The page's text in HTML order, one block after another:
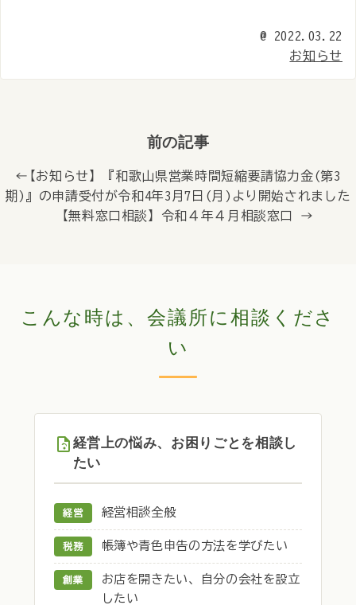
@ 2022.03.22
お知らせ
前の記事
← 【お知らせ】『和歌山県営業時間短縮要請協力金(第3
期)』の申請受付が令和4年3月7日(月)より開始されました
【無料窓口相談】令和４年４月相談窓口 →
こんな時は、会議所に相談くださ
い
経営上の悩み、お困りごとを相談し
たい
経営 経営相談全般
税務 帳簿や青色申告の方法を学びたい
創業
お店を開きたい、自分の会社を設立
したい